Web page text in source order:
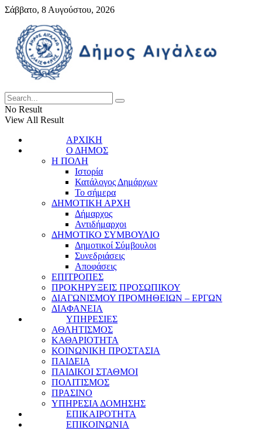
Σάββατο, 8 Αυγούστου, 2026
No Result
View All Result
ΑΡΧΙΚΗ
Ο ΔΗΜΟΣ
Η ΠΟΛΗ
Ιστορία
Κατάλογος Δημάρχων
Το σήμερα
ΔΗΜΟΤΙΚΗ ΑΡΧΗ
Δήμαρχος
Αντιδήμαρχοι
ΔΗΜΟΤΙΚΟ ΣΥΜΒΟΥΛΙΟ
Δημοτικοί Σύμβουλοι
Συνεδριάσεις
Αποφάσεις
ΕΠΙΤΡΟΠΕΣ
ΠΡΟΚΗΡΥΞΕΙΣ ΠΡΟΣΩΠΙΚΟΥ
ΔΙΑΓΩΝΙΣΜΟΥ ΠΡΟΜΗΘΕΙΩΝ – ΕΡΓΩΝ
ΔΙΑΦΑΝΕΙΑ
ΥΠΗΡΕΣΙΕΣ
ΑΘΛΗΤΙΣΜΟΣ
ΚΑΘΑΡΙΟΤΗΤΑ
ΚΟΙΝΩΝΙΚΗ ΠΡΟΣΤΑΣΙΑ
ΠΑΙΔΕΙΑ
ΠΑΙΔΙΚΟΙ ΣΤΑΘΜΟΙ
ΠΟΛΙΤΙΣΜΟΣ
ΠΡΑΣΙΝΟ
ΥΠΗΡΕΣΙΑ ΔΟΜΗΣΗΣ
ΕΠΙΚΑΙΡΟΤΗΤΑ
ΕΠΙΚΟΙΝΩΝΙΑ